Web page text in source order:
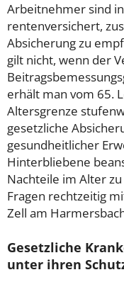
Arbeitnehmer sind
rentenversichert,
Absicherung zu
gilt nicht, wenn der
erhält man vom 65.
Altersgrenze
gesetzliche
gesundheitlicher
Hinterbliebene
Nachteile im Alter
Fragen rechtzeitig
Zell am
Gesetzliche
unter ihren